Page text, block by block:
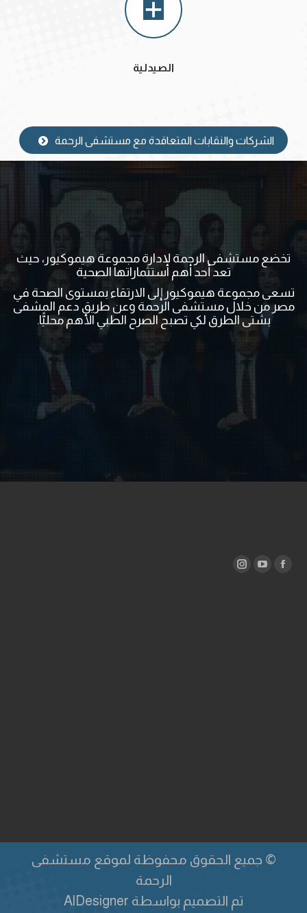
الصيدلية
الشركات والنقابات المتعاقدة مع مستشفى الرحمة
تخضع مستشفى الرحمة لإدارة مجموعة هيموكيور، حيث
تعد أحد أهم استثماراتها الصحية
تسعى مجموعة هيموكيور إلى الارتقاء بمستوى الصحة في
مصر من خلال مستشفى الرحمة وعن طريق دعم المشفى
بشتى الطرق لكي تصبح الصرح الطبي الأهم محليًّا.
© جميع الحقوق محفوظة لموقع مستشفى
الرحمة
تم التصميم بواسطة AlDesigner